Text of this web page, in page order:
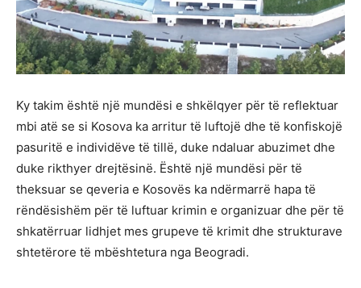
Ky takim është një mundësi e shkëlqyer për të reflektuar
mbi atë se si Kosova ka arritur të luftojë dhe të konfiskojë
pasuritë e individëve të tillë, duke ndaluar abuzimet dhe
duke rikthyer drejtësinë. Është një mundësi për të
theksuar se qeveria e Kosovës ka ndërmarrë hapa të
rëndësishëm për të luftuar krimin e organizuar dhe për të
shkatërruar lidhjet mes grupeve të krimit dhe strukturave
shtetërore të mbështetura nga Beogradi.